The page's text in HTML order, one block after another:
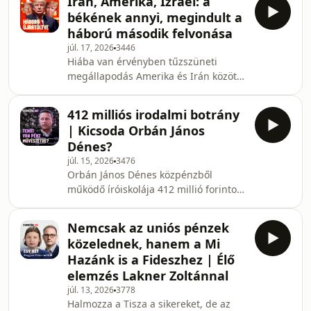
alaptörvény-módosítást. Polgár Judit
neve már fel is tűnt a lehetséges
elnökjelöltek között. Ezek mellett szó
lesz a szívhangrendelettel kapcsolatos
egyeztetésekről és a KDNP lehetséges
megújulásáról is. Élő elemzés Lakner
Zoltánnal.Legyél rendszeres
támogató! https://
békének annyi, megindult a
háború második felvonása
júl. 17, 20263446
Hiába van érvényben tűzszüneti
megállapodás Amerika és Irán között,
komplex műveletéről cikkezik,
amellyel Donald Trumpot egy
állítólagos iráni hátterű merénylet-
terv lefülelésével ijesztgetik,
Budapesten pedig megpróbálták
beszervezni ügynöknek Mahmúd
Ahmadinezsádot, Irán egykori
holokauszttagadó elnökét. A Partizán
vendége Szalai
412 milliós irodalmi botrány
| Kicsoda Orbán János
Dénes?
júl. 15, 20263476
Orbán János Dénes közpénzből
működő íróiskolája 412 millió forintot
van szó, minden jogszerűen történt,
ráadásul állítja, jelenleg ez a
kulturális kormányzat legjobb
befektetése. Az érintett az Orbán-
korszak egyik fontos kulturális
szereplője volt. Nevéhez kötődik a
Nemcsak az uniós pénzek
közelednek, hanem a Mi
Hazánk is a Fideszhez | Élő
elemzés Lakner Zoltánnal
júl. 13, 20263778
Halmozza a Tisza a sikereket, de az